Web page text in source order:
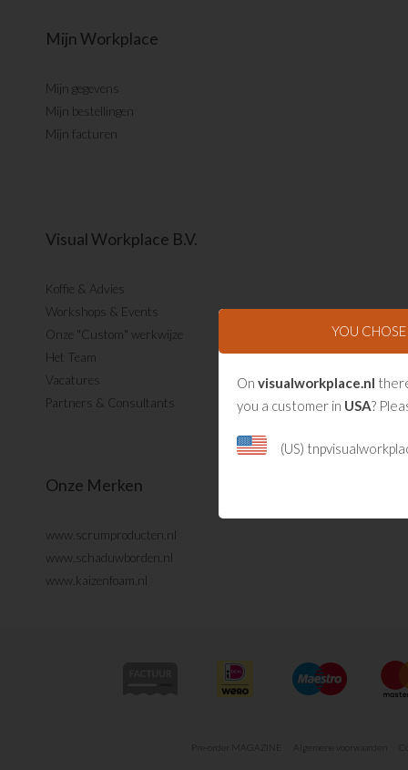
Mijn Workplace
Mijn gegevens
Mijn bestellingen
Mijn facturen
Visual Workplace B.V.
Koffie & Advies
Workshops & Events
Onze "Custom" werkwijze
Het Team
Vacatures
Partners & Consultants
Onze Merken
www.scrumproducten.nl
www.schaduwborden.nl
www.kaizenfoam.nl
Pre-order MAGAZINE Algemene voorwaarden
YOU CHOSE
On visualworkplace.nl
you a customer in USA?
(US)